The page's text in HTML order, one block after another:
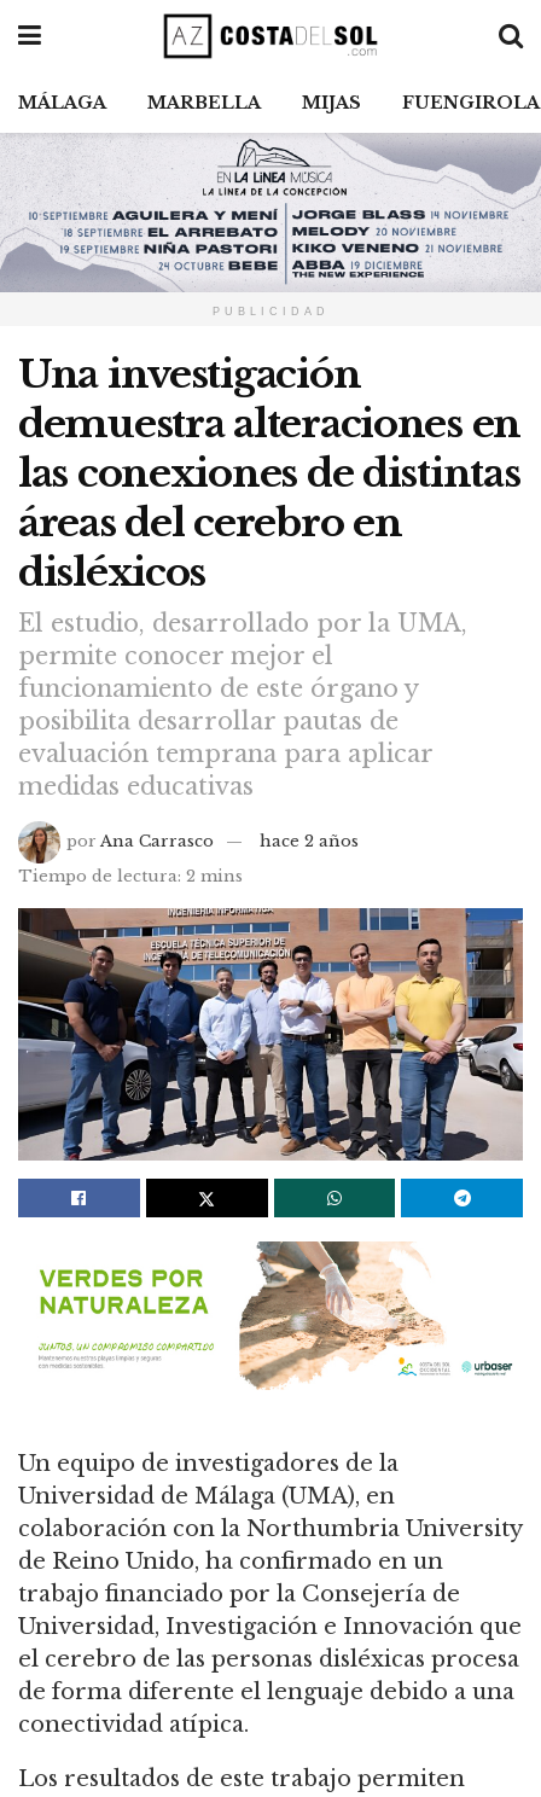
MÁLAGA MARBELLA MIJAS FUENGIROLA
PUBLICIDAD
Una investigación
demuestra alteraciones en
las conexiones de distintas
áreas del cerebro en
disléxicos
El estudio, desarrollado por la UMA,
permite conocer mejor el
funcionamiento de este órgano y
posibilita desarrollar pautas de
evaluación temprana para aplicar
medidas educativas
por Ana Carrasco
hace 2 años
Tiempo de lectura: 2 mins
Un equipo de investigadores de la
Universidad de Málaga (UMA), en
colaboración con la Northumbria University
de Reino Unido, ha confirmado en un
trabajo financiado por la Consejería de
Universidad, Investigación e Innovación que
el cerebro de las personas disléxicas procesa
de forma diferente el lenguaje debido a una
conectividad atípica.
Los resultados de este trabajo permiten